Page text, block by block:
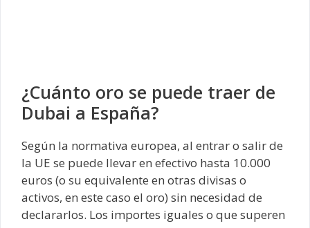
¿Cuánto oro se puede traer de
Dubai a España?
Según la normativa europea, al entrar o salir de
la UE se puede llevar en efectivo hasta 10.000
euros (o su equivalente en otras divisas o
activos, en este caso el oro) sin necesidad de
declararlos. Los importes iguales o que superen